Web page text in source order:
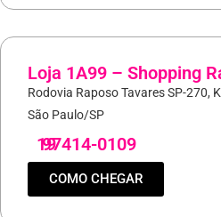
Loja 1A99 – Shopping
Rodovia Raposo Tavares SP-270,
São Paulo/SP
19
97414-0109
COMO CHEGAR